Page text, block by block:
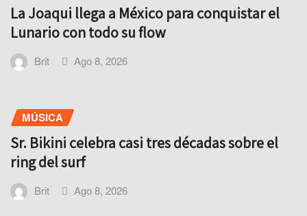
La Joaqui llega a México para conquistar el
Lunario con todo su flow
Brit Ago 8, 2026
MÚSICA
Sr. Bikini celebra casi tres décadas sobre el
ring del surf
Brit Ago 8, 2026